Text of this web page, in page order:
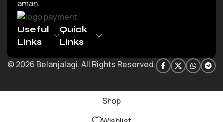
aman.
Useful
Links
Quick
Links
© 2026 Belanjalagi. All Rights Reserved.
Shop